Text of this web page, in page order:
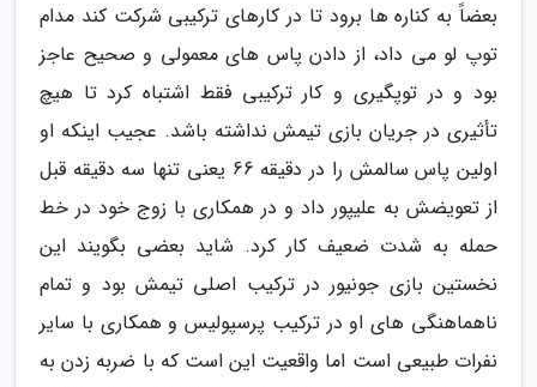
بعضاً به کناره ها برود تا در کارهای ترکیبی شرکت کند مدام
توپ لو می داد، از دادن پاس های معمولی و صحیح عاجز
بود و در توپگیری و کار ترکیبی فقط اشتباه کرد تا هیچ
تأثیری در جریان بازی تیمش نداشته باشد. عجیب اینکه او
اولین پاس سالمش را در دقیقه 66 یعنی تنها سه دقیقه قبل
از تعویضش به علیپور داد و در همکاری با زوج خود در خط
حمله به شدت ضعیف کار کرد. شاید بعضی بگویند این
نخستین بازی جونیور در ترکیب اصلی تیمش بود و تمام
ناهماهنگی های او در ترکیب پرسپولیس و همکاری با سایر
نفرات طبیعی است اما واقعیت این است که با ضربه زدن به